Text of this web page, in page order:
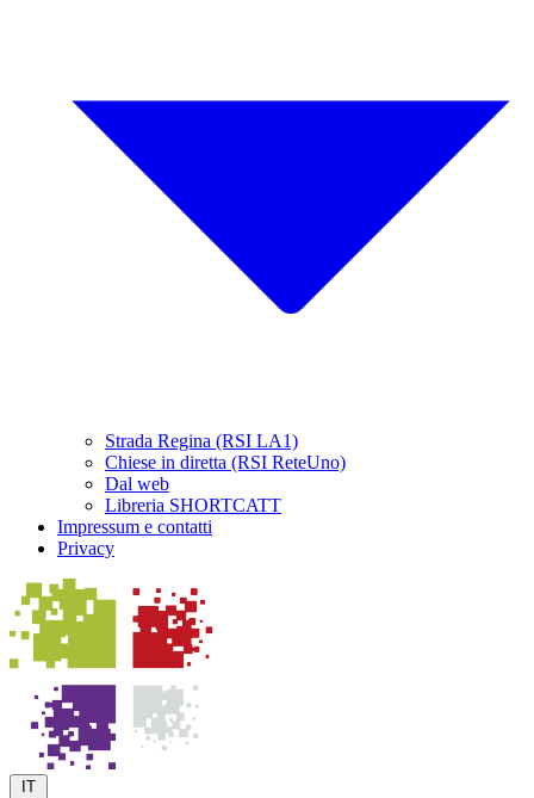
Strada Regina (RSI LA1)
Chiese in diretta (RSI ReteUno)
Dal web
Libreria SHORTCATT
Impressum e contatti
Privacy
IT